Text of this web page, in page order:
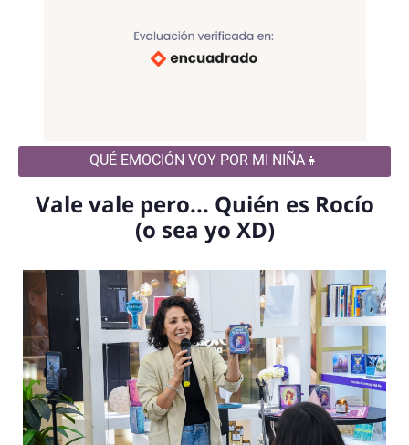
QUÉ EMOCIÓN VOY POR MI NIÑA👧
Vale vale pero... Quién es Rocío
(o sea yo XD)